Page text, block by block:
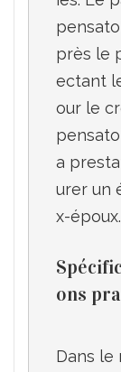
près le
ectant
our le
a
urer un
ons
Dans le